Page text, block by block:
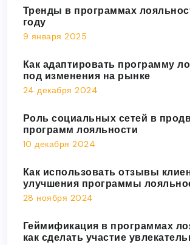
Тренды в программах
году
9 января 2025
Как адаптировать программу
под изменения на рынке
24 декабря 2024
Роль социальных сетей в
программ лояльности
10 декабря 2024
Как использовать отзывы
улучшения программы
28 ноября 2024
Геймификация в программах
как сделать участие